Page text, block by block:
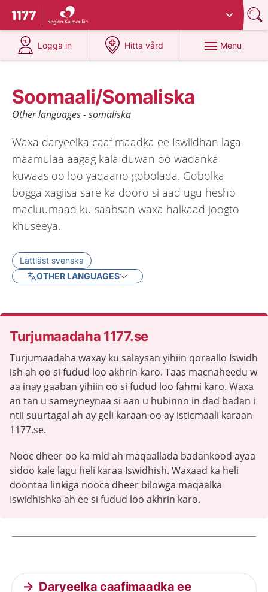
To start page for 1177
Du har valt region
Logga in
at 1177.se
Hitta vård
at 1177.se
Menu
Soomaali/Somaliska
Other languages - somaliska
Waxa daryeelka caafimaadka ee Iswiidhan laga
maamulaa aagag kala duwan oo wadanka
kuwaas oo loo yaqaano gobolada. Gobolka
bogga xagiisa sare ka dooro si aad ugu hesho
macluumaad ku saabsan waxa halkaad joogto
khuseeya.
Lättläst svenska
OTHER LANGUAGES
Turjumaadaha 1177.se
Turjumaadaha waxay ku salaysan yihiin qoraallo Iswidh
ish ah oo si fudud loo akhrin karo. Taas macnaheedu w
aa inay gaaban yihiin oo si fudud loo fahmi karo. Waxa
an tan u sameyneynaa si aan u hubinno in dad badan i
ntii suurtagal ah ay geli karaan oo ay isticmaali karaan
1177.se.
Nooc dheer oo ka mid ah maqaallada badankood ayaa
sidoo kale lagu heli karaa Iswidhish. Waxaad ka heli
doontaa linkiga nooca dheer bilowga maqaalka
Iswidhishka ah ee si fudud loo akhrin karo.
Current articles
Daryeelka caafimaadka ee